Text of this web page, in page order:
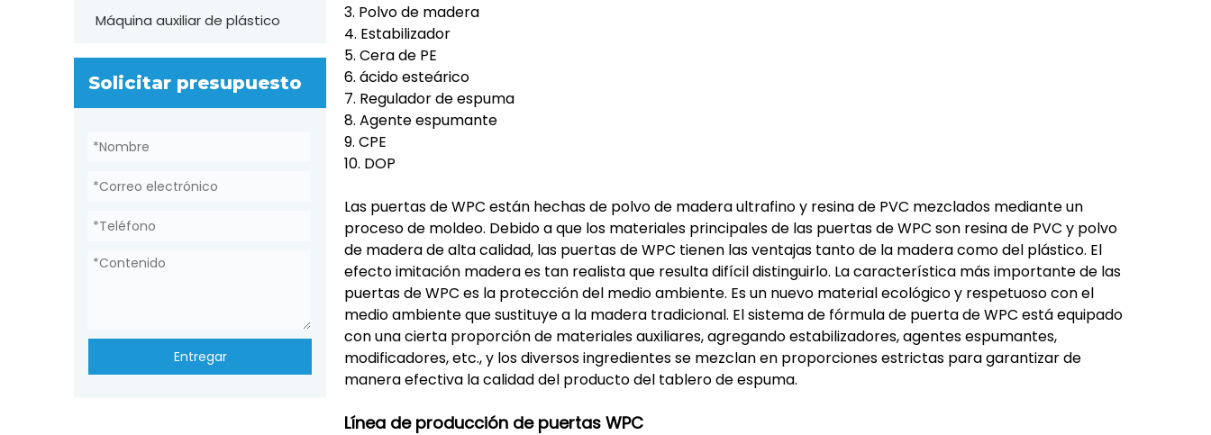
Máquina auxiliar de plástico
Solicitar presupuesto
Entregar
3. Polvo de madera
4. Estabilizador
5. Cera de PE
6. ácido esteárico
7. Regulador de espuma
8. Agente espumante
9. CPE
10. DOP
Las puertas de WPC están hechas de polvo de madera ultrafino y resina de PVC mezclados mediante un
proceso de moldeo. Debido a que los materiales principales de las puertas de WPC son resina de PVC y polvo
de madera de alta calidad, las puertas de WPC tienen las ventajas tanto de la madera como del plástico. El
efecto imitación madera es tan realista que resulta difícil distinguirlo. La característica más importante de las
puertas de WPC es la protección del medio ambiente. Es un nuevo material ecológico y respetuoso con el
medio ambiente que sustituye a la madera tradicional. El sistema de fórmula de puerta de WPC está equipado
con una cierta proporción de materiales auxiliares, agregando estabilizadores, agentes espumantes,
modificadores, etc., y los diversos ingredientes se mezclan en proporciones estrictas para garantizar de
manera efectiva la calidad del producto del tablero de espuma.
Línea de producción de puertas WPC